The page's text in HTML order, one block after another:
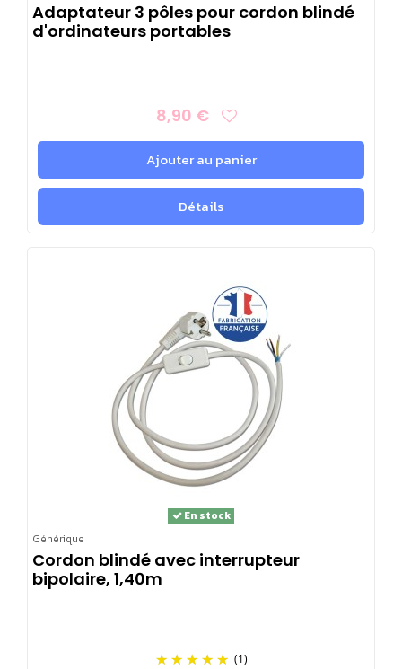
Adaptateur 3 pôles pour cordon blindé
d'ordinateurs portables
8,90 €
Ajouter au panier
Détails
Générique
En stock
Cordon blindé avec interrupteur
bipolaire, 1,40m
(1)